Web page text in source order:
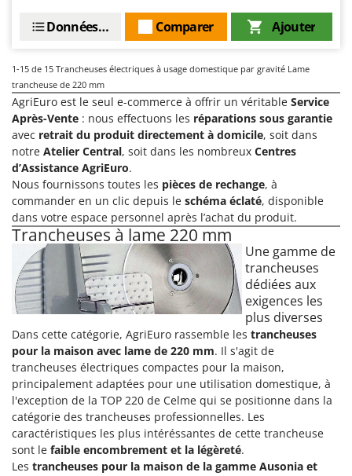
Zanon
ZGrills
Zodiac
Zomax
Ajouter
Comparer
Données techniques
1-15 de 15 Trancheuses électriques à usage domestique par gravité Lame
trancheuse de 220 mm
AgriEuro est le seul e-commerce à offrir un véritable Service
Après-Vente : nous effectuons les réparations sous garantie
avec retrait du produit directement à domicile, soit dans
notre Atelier Central, soit dans les nombreux Centres
d’Assistance AgriEuro.
Nous fournissons toutes les pièces de rechange, à
commander en un clic depuis le schéma éclaté, disponible
dans votre espace personnel après l’achat du produit.
Trancheuses à lame 220 mm
Une gamme de
trancheuses
dédiées aux
exigences les
plus diverses
Dans cette catégorie, AgriEuro rassemble les trancheuses
pour la maison avec lame de 220 mm. Il s'agit de
trancheuses électriques compactes pour la maison,
principalement adaptées pour une utilisation domestique, à
l'exception de la TOP 220 de Celme qui se positionne dans la
catégorie des trancheuses professionnelles. Les
caractéristiques les plus intéréssantes de cette trancheuse
sont le faible encombrement et la légèreté.
Les trancheuses pour la maison de la gamme Ausonia et